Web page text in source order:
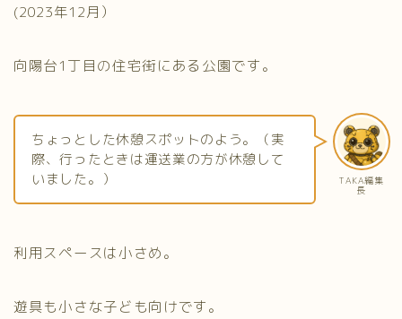
(2023年12月）
向陽台1丁目の住宅街にある公園です。
TAKA編集
長
ちょっとした休憩スポットのよう。（実
際、行ったときは運送業の方が休憩して
いました。）
利用スペースは小さめ。
遊具も小さな子ども向けです。